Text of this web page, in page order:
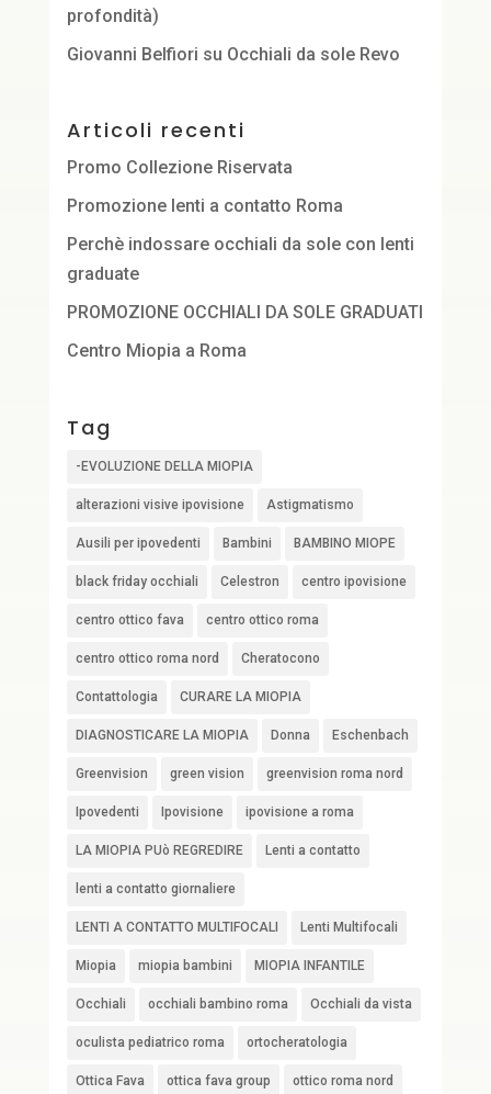
profondità)
Giovanni Belfiori su Occhiali da sole Revo
Articoli recenti
Promo Collezione Riservata
Promozione lenti a contatto Roma
Perchè indossare occhiali da sole con lenti
graduate
PROMOZIONE OCCHIALI DA SOLE GRADUATI
Centro Miopia a Roma
Tag
-EVOLUZIONE DELLA MIOPIA
alterazioni visive ipovisione Astigmatismo
Ausili per ipovedenti Bambini BAMBINO MIOPE
black friday occhiali Celestron centro ipovisione
centro ottico fava centro ottico roma
centro ottico roma nord Cheratocono
Contattologia CURARE LA MIOPIA
DIAGNOSTICARE LA MIOPIA Donna Eschenbach
Greenvision green vision greenvision roma nord
Ipovedenti Ipovisione ipovisione a roma
LA MIOPIA PUò REGREDIRE Lenti a contatto
lenti a contatto giornaliere
LENTI A CONTATTO MULTIFOCALI Lenti Multifocali
Miopia miopia bambini MIOPIA INFANTILE
Occhiali occhiali bambino roma Occhiali da vista
oculista pediatrico roma ortocheratologia
Ottica Fava ottica fava group ottico roma nord